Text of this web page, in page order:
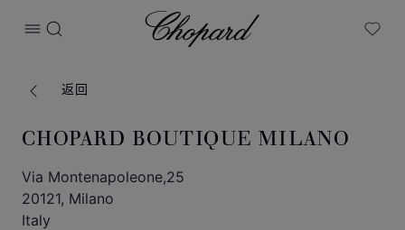
打开菜单
搜索
Chopard
My
返回
CHOPARD BOUTIQUE MILANO
Via Montenapoleone,25
20121, Milano
Italy